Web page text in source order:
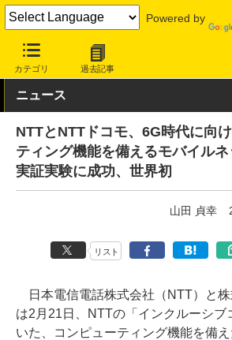
Powered by
カテゴリ 過去記事
INTERNET Watch トピック
ニュース
NTTとNTTドコモ、6G時代に向
ティング機能を備えるモバイル
実証実験に成功、世界初
山田 貞幸
リスト
日本電信電話株式会社（NTT）と
は2月21日、NTTの「インクルーシブ
いた、コンピューティング機能を備